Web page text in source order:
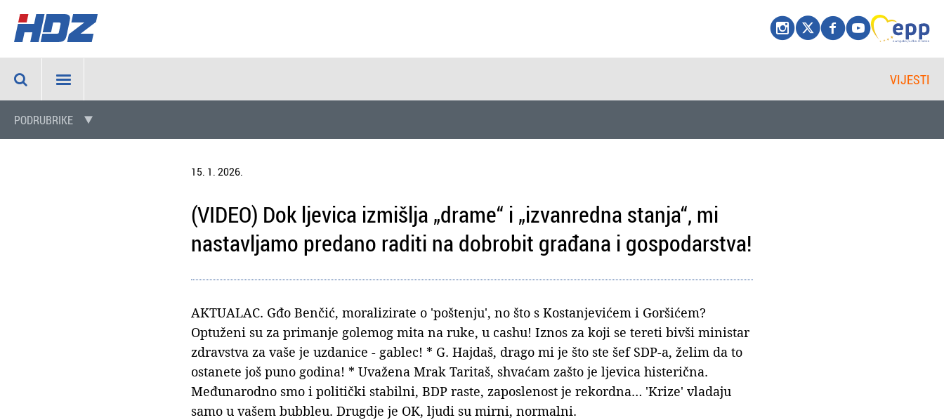
VIJESTI
PODRUBRIKE
15. 1. 2026.
(VIDEO) Dok ljevica izmišlja „drame“ i „izvanredna stanja“, mi
nastavljamo predano raditi na dobrobit građana i gospodarstva!
AKTUALAC. Gđo Benčić, moralizirate o 'poštenju', no što s Kostanjevićem i Goršićem?
Optuženi su za primanje golemog mita na ruke, u cashu! Iznos za koji se tereti bivši ministar
zdravstva za vaše je uzdanice - gablec! * G. Hajdaš, drago mi je što ste šef SDP-a, želim da to
ostanete još puno godina! * Uvažena Mrak Taritaš, shvaćam zašto je ljevica histerična.
Međunarodno smo i politički stabilni, BDP raste, zaposlenost je rekordna… 'Krize' vladaju
samo u vašem bubbleu. Drugdje je OK, ljudi su mirni, normalni.